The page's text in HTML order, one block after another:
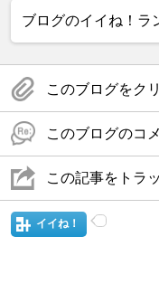
ブログのイイね！ラ
このブログをク
このブログのコ
この記事をトラ
イイね！